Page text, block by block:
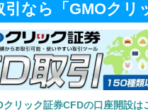
引なら「GMOクリ
クリック証券CFDの口座開設は